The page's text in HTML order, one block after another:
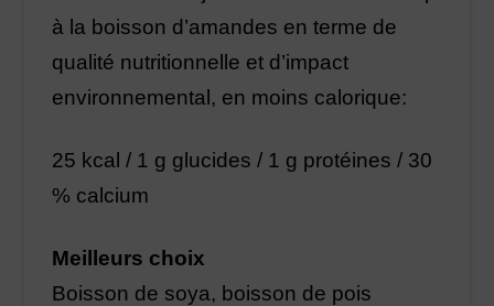
à la boisson d’amandes en terme de
qualité nutritionnelle et d’impact
environnemental, en moins calorique:
25 kcal / 1 g glucides / 1 g protéines / 30
% calcium
Meilleurs choix
Boisson de soya, boisson de pois